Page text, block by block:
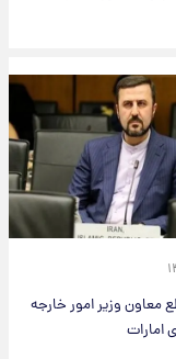
معاون وزیر امور خارجه
امارات